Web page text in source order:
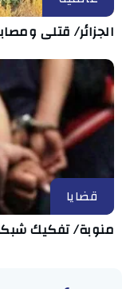
الجزائر/ قتلى
قضايا
منوبة/ تفكيك